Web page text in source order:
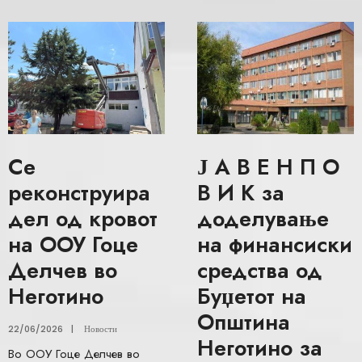
Се
реконструира
дел од кровот
на ООУ Гоце
Делчев во
Неготино
22/06/2026 | Новости
Во ООУ Гоце Делчев во
Ј А В Е Н П О
В И К за
доделување
на финансиски
средства од
Буџетот на
Општина
Неготино за